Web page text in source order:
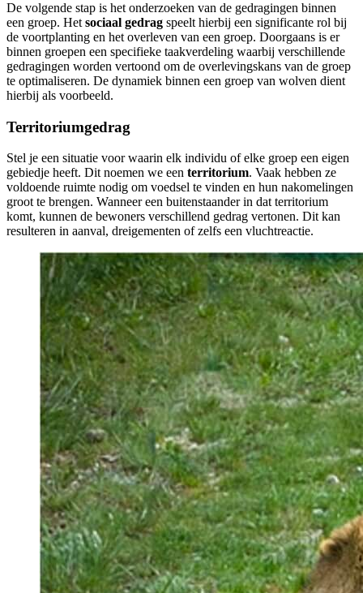
De volgende stap is het onderzoeken van de gedragingen binnen
een groep. Het sociaal gedrag speelt hierbij een significante rol bij
de voortplanting en het overleven van een groep. Doorgaans is er
binnen groepen een specifieke taakverdeling waarbij verschillende
gedragingen worden vertoond om de overlevingskans van de groep
te optimaliseren. De dynamiek binnen een groep van wolven dient
hierbij als voorbeeld.
Territoriumgedrag
Stel je een situatie voor waarin elk individu of elke groep een eigen
gebiedje heeft. Dit noemen we een territorium. Vaak hebben ze
voldoende ruimte nodig om voedsel te vinden en hun nakomelingen
groot te brengen. Wanneer een buitenstaander in dat territorium
komt, kunnen de bewoners verschillend gedrag vertonen. Dit kan
resulteren in aanval, dreigementen of zelfs een vluchtreactie.